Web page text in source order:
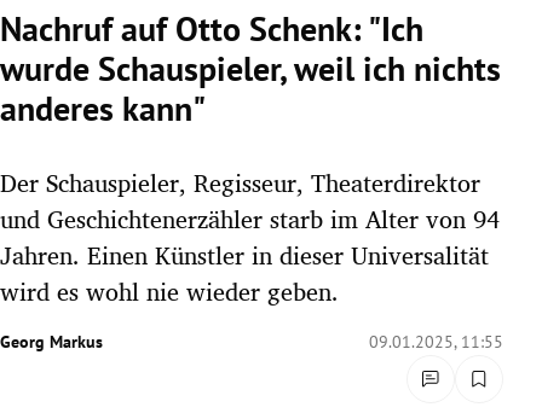
Untermenü
Untermenü
Untermenü
Untermenü
Untermenü
Nachruf auf Otto Schenk: "Ich
wurde Schauspieler, weil ich nichts
anderes kann"
Der Schauspieler, Regisseur, Theaterdirektor
und Geschichtenerzähler starb im Alter von 94
Jahren. Einen Künstler in dieser Universalität
wird es wohl nie wieder geben.
Georg Markus 09.01.2025, 11:55